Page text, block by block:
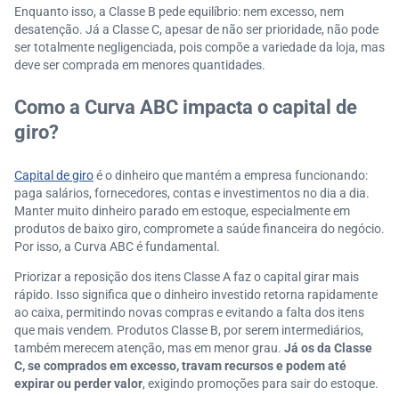
Enquanto isso, a Classe B pede equilíbrio: nem excesso, nem
desatenção. Já a Classe C, apesar de não ser prioridade, não pode
ser totalmente negligenciada, pois compõe a variedade da loja, mas
deve ser comprada em menores quantidades.
Como a Curva ABC impacta o capital de
giro?
Capital de giroé o dinheiro que mantém a empresa funcionando:
paga salários, fornecedores, contas e investimentos no dia a dia.
Manter muito dinheiro parado em estoque, especialmente em
produtos de baixo giro, compromete a saúde financeira do negócio.
Por isso, a Curva ABC é fundamental.
Priorizar a reposição dos itens Classe A faz o capital girar mais
rápido. Isso significa que o dinheiro investido retorna rapidamente
ao caixa, permitindo novas compras e evitando a falta dos itens
que mais vendem. Produtos Classe B, por serem intermediários,
também merecem atenção, mas em menor grau. Já os da Classe
C, se comprados em excesso, travam recursos e podem até
expirar ou perder valor, exigindo promoções para sair do estoque.